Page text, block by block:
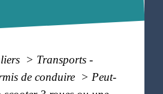
> Transports -
de conduire > Peut-